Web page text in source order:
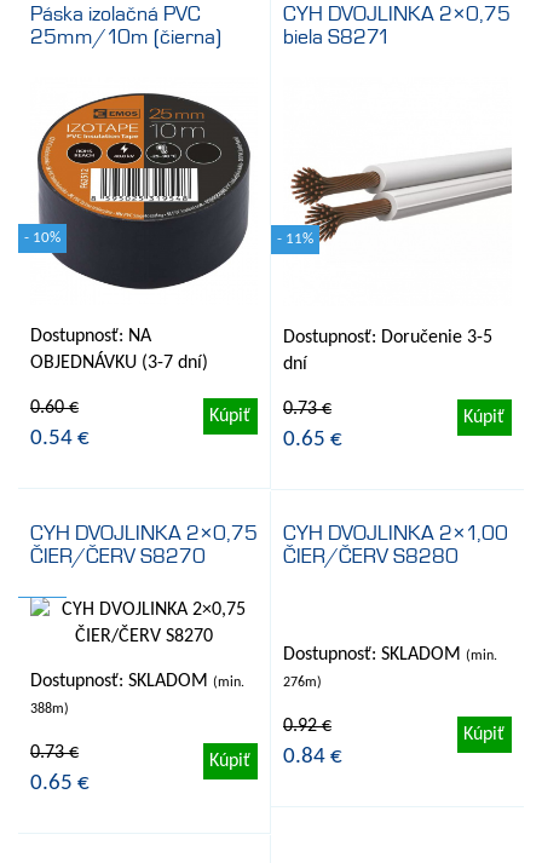
Páska izolačná PVC
25mm/10m (čierna)
- 10%
Dostupnosť: NA
OBJEDNÁVKU (3-7 dní)
0.60 €
0.54 €
Kúpiť
CYH DVOJLINKA 2×0,75
biela S8271
- 11%
Dostupnosť: Doručenie 3-5
dní
0.73 €
0.65 €
Kúpiť
CYH DVOJLINKA 2×0,75
ČIER/ČERV S8270
Dostupnosť: SKLADOM (min.
388m)
0.73 €
0.65 €
Kúpiť
CYH DVOJLINKA 2×1,00
ČIER/ČERV S8280
Dostupnosť: SKLADOM
0.92 €